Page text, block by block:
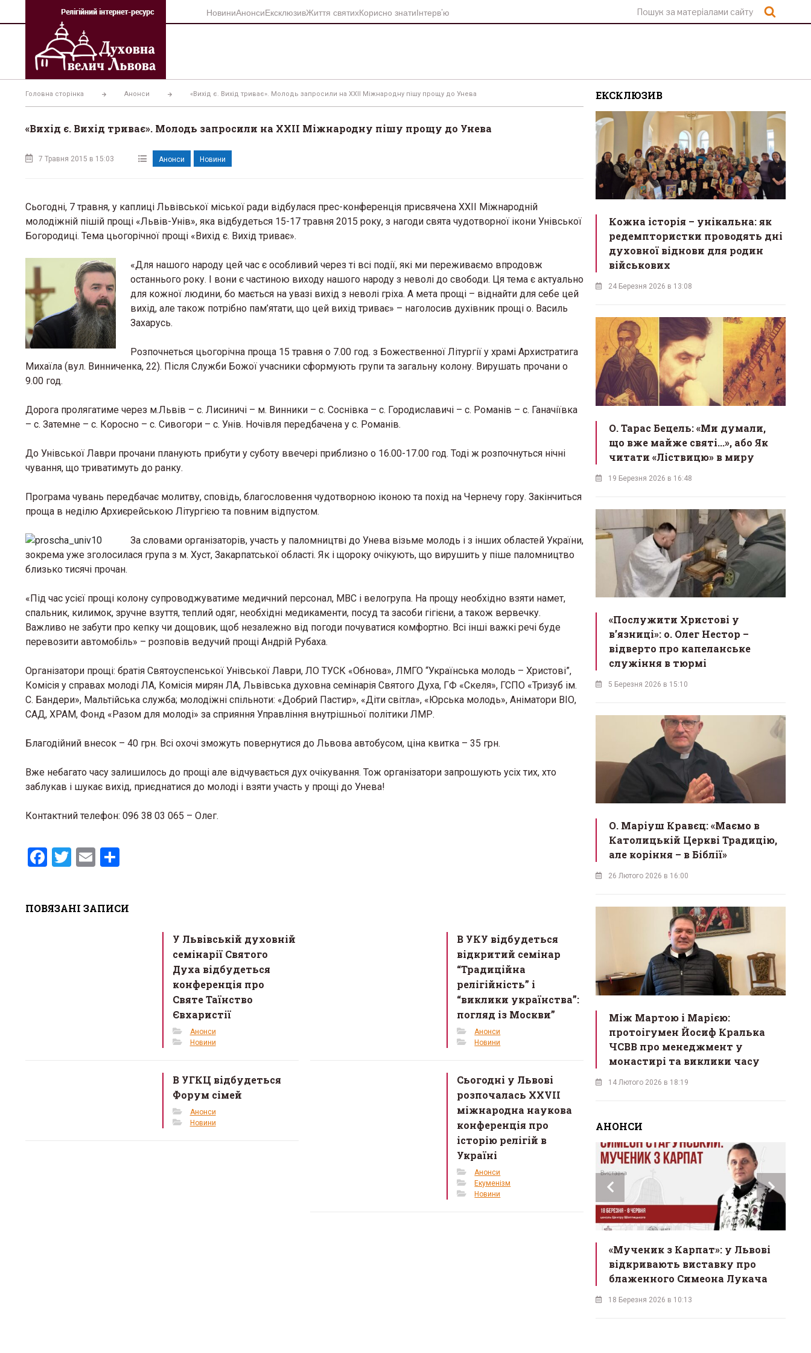
вмісту
НовиниАнонсиЕксклюзивЖиття святихКорисно знатиІнтерв’ю
Головна сторінка Анонси «Вихід є. Вихід триває». Молодь запросили на ХХІІ Міжнародну пішу прощу до Унева
«Вихід є. Вихід триває». Молодь запросили на ХХІІ Міжнародну пішу прощу до Унева
7 Травня 2015 в 15:03 Анонси Новини
Сьогодні, 7 травня, у каплиці Львівської міської ради відбулася прес-конференція присвячена ХХІІ Міжнародній
молодіжній пішій прощі «Львів-Унів», яка відбудеться 15-17 травня 2015 року, з нагоди свята чудотворної ікони Унівської
Богородиці. Тема цьогорічної прощі «Вихід є. Вихід триває».
«Для нашого народу цей час є особливий через ті всі події, які ми переживаємо впродовж
останнього року. І вони є частиною виходу нашого народу з неволі до свободи. Ця тема є актуально
для кожної людини, бо мається на увазі вихід з неволі гріха. А мета прощі – віднайти для себе цей
вихід, але також потрібно пам’ятати, що цей вихід триває» – наголосив духівник прощі о. Василь
Захарусь.
Розпочнеться цьогорічна проща 15 травня о 7.00 год. з Божественної Літургії у храмі Архистратига
Михаїла (вул. Винниченка, 22). Після Служби Божої учасники сформують групи та загальну колону. Вирушать прочани о
9.00 год.
Дорога пролягатиме через м.Львів – с. Лисиничі – м. Винники – с. Соснівка – с. Городиславичі – с. Романів – с. Ганачіївка
– с. Затемне – с. Коросно – с. Сивогори – с. Унів. Ночівля передбачена у с. Романів.
До Унівської Лаври прочани планують прибути у суботу ввечері приблизно о 16.00-17.00 год. Тоді ж розпочнуться нічні
чування, що триватимуть до ранку.
Програма чувань передбачає молитву, сповідь, благословення чудотворною іконою та похід на Чернечу гору. Закінчиться
проща в неділю Архиєрейською Літургією та повним відпустом.
За словами організаторів, участь у паломництві до Унева візьме молодь і з інших областей України,
зокрема уже зголосилася група з м. Хуст, Закарпатської області. Як і щороку очікують, що вирушить у піше паломництво
близько тисячі прочан.
«Під час усієї прощі колону супроводжуватиме медичний персонал, МВС і велогрупа. На прощу необхідно взяти намет,
спальник, килимок, зручне взуття, теплий одяг, необхідні медикаменти, посуд та засоби гігієни, а також вервечку.
Важливо не забути про кепку чи дощовик, щоб незалежно від погоди почуватися комфортно. Всі інші важкі речі буде
перевозити автомобіль» – розповів ведучий прощі Андрій Рубаха.
Організатори прощі: братія Святоуспенської Унівської Лаври, ЛО ТУСК «Обнова», ЛМГО “Українська молодь – Христові”,
Комісія у справах молоді ЛА, Комісія мирян ЛА, Львівська духовна семінарія Святого Духа, ГФ «Скеля», ГСПО «Тризуб ім.
С. Бандери», Мальтійська служба; молодіжні спільноти: «Добрий Пастир», «Діти світла», «Юрська молодь», Аніматори ВІО,
САД, ХРАМ, Фонд «Разом для молоді» за сприяння Управління внутрішньої політики ЛМР.
Благодійний внесок – 40 грн. Всі охочі зможуть повернутися до Львова автобусом, ціна квитка – 35 грн.
Вже небагато часу залишилось до прощі але відчувається дух очікування. Тож організатори запрошують усіх тих, хто
заблукав і шукає вихід, приєднатися до молоді і взяти участь у прощі до Унева!
Контактний телефон: 096 38 03 065 – Олег.
F
b
T
er
E
e
ПОВЯЗАНІ ЗАПИСИ
У Львівській духовній
семінарії Святого
Духа відбудеться
конференція про
Святе Таїнство
Євхаристії
Анонси
Новини
В УКУ відбудеться
відкритий семінар
“Традиційна
релігійність” і
“виклики українства”:
погляд із Москви”
Анонси
Новини
В УГКЦ відбудеться
Форум сімей
Анонси
Новини
Сьогодні у Львові
розпочалась XXVII
міжнародна наукова
конференція про
історію релігій в
Україні
Анонси
Екуменізм
Новини
ЕКСКЛЮЗИВ
Кожна історія – унікальна: як
редемптористки проводять дні
духовної віднови для родин
військових
24 Березня 2026 в 13:08
О. Тарас Бецель: «Ми думали,
що вже майже святі...», або Як
читати «Ліствицю» в миру
19 Березня 2026 в 16:48
«Послужити Христові у
вʼязниці»: о. Олег Нестор –
відверто про капеланське
служіння в тюрмі
5 Березня 2026 в 15:10
О. Маріуш Кравєц: «Маємо в
Католицькій Церкві Традицію,
але коріння – в Біблії»
26 Лютого 2026 в 16:00
Між Мартою і Марією:
протоігумен Йосиф Кралька
ЧСВВ про менеджмент у
монастирі та виклики часу
14 Лютого 2026 в 18:19
АНОНСИ
«Мученик з Карпат»: у Львові
відкривають виставку про
блаженного Симеона Лукача
18 Березня 2026 в 10:13